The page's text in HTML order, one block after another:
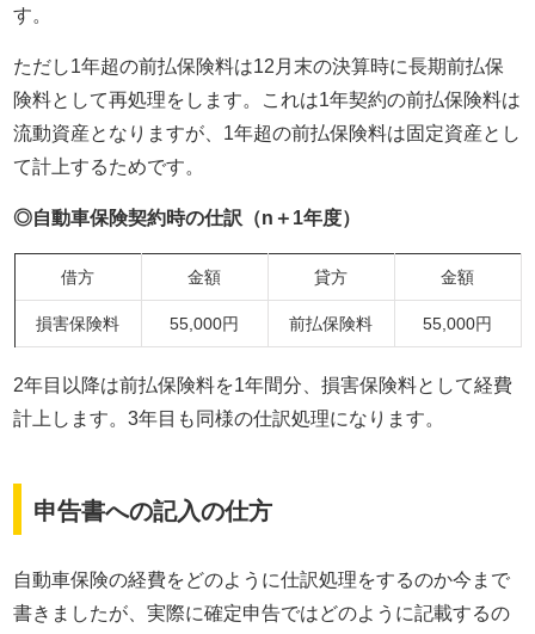
す。
ただし1年超の前払保険料は12月末の決算時に長期前払保
険料として再処理をします。これは1年契約の前払保険料は
流動資産となりますが、1年超の前払保険料は固定資産とし
て計上するためです。
◎自動車保険契約時の仕訳（n＋1年度）
借方 金額 貸方 金額
損害保険料 55,000円 前払保険料 55,000円
2年目以降は前払保険料を1年間分、損害保険料として経費
計上します。3年目も同様の仕訳処理になります。
申告書への記入の仕方
自動車保険の経費をどのように仕訳処理をするのか今まで
書きましたが、実際に確定申告ではどのように記載するの